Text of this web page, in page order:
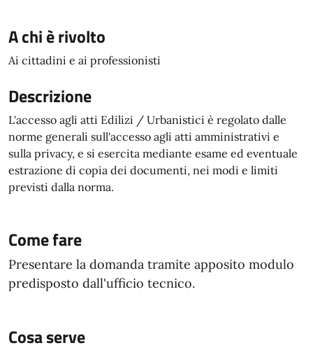
A chi è rivolto
Ai cittadini e ai professionisti
Descrizione
L'accesso agli atti Edilizi / Urbanistici è regolato dalle
norme generali sull'accesso agli atti amministrativi e
sulla privacy, e si esercita mediante esame ed eventuale
estrazione di copia dei documenti, nei modi e limiti
previsti dalla norma.
Come fare
Presentare la domanda tramite apposito modulo
predisposto dall'ufficio tecnico.
Cosa serve